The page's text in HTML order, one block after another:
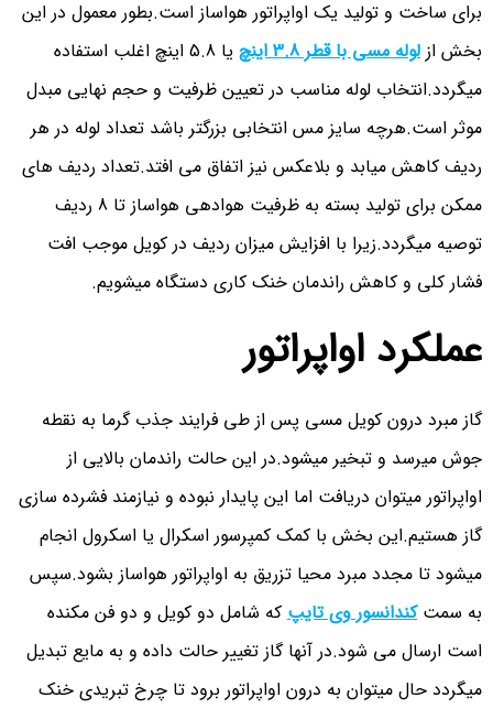
برای ساخت و تولید یک اواپراتور هواساز است.بطور معمول در این
بخش از لوله مسی با قطر 3.8 اینچ
یا 5.8 اینچ اغلب استفاده
میگردد.انتخاب لوله مناسب در تعیین ظرفیت و حجم نهایی مبدل
موثر است.هرچه سایز مس انتخابی بزرگتر باشد تعداد لوله در هر
ردیف کاهش میابد و بلاعکس نیز اتفاق می افتد.تعداد ردیف های
ممکن برای تولید بسته به ظرفیت هوادهی هواساز تا 8 ردیف
توصیه میگردد.زیرا با افزایش میزان ردیف در کویل موجب افت
فشار کلی و کاهش راندمان خنک کاری دستگاه میشویم.
عملکرد اواپراتور
گاز مبرد درون کویل مسی پس از طی فرایند جذب گرما به نقطه
جوش میرسد و تبخیر میشود.در این حالت راندمان بالایی از
اواپراتور میتوان دریافت اما این پایدار نبوده و نیازمند فشرده سازی
گاز هستیم.این بخش با کمک کمپرسور اسکرال یا اسکرول انجام
میشود تا مجدد مبرد محیا تزریق به اواپراتور هواساز بشود.سپس
به سمتکندانسور وی تایپ که شامل دو کویل و دو فن مکنده
است ارسال می شود.در آنها گاز تغییر حالت داده و به مایع تبدیل
میگردد حال میتوان به درون اواپراتور برود تا چرخ تبریدی خنک